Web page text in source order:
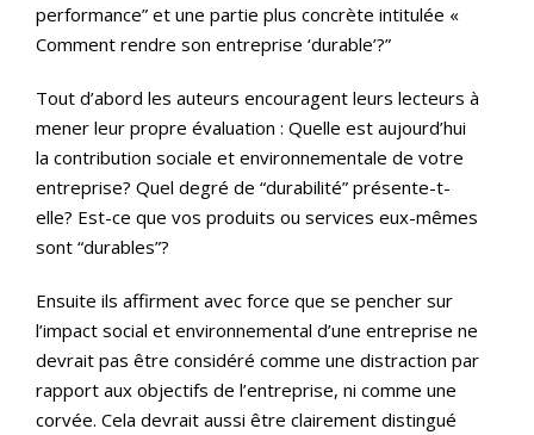
performance” et une partie plus concrète intitulée «
Comment rendre son entreprise ‘durable’?”
Tout d’abord les auteurs encouragent leurs lecteurs à
mener leur propre évaluation : Quelle est aujourd’hui
la contribution sociale et environnementale de votre
entreprise? Quel degré de “durabilité” présente-t-
elle? Est-ce que vos produits ou services eux-mêmes
sont “durables”?
Ensuite ils affirment avec force que se pencher sur
l’impact social et environnemental d’une entreprise ne
devrait pas être considéré comme une distraction par
rapport aux objectifs de l’entreprise, ni comme une
corvée. Cela devrait aussi être clairement distingué